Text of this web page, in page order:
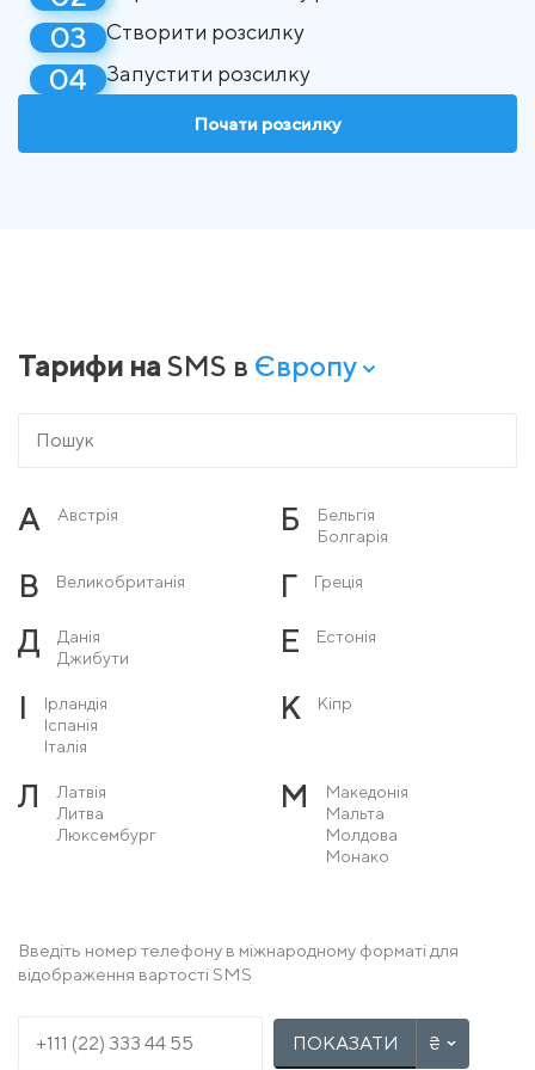
Створити розсилку
Запустити розсилку
Почати розсилку
Тарифи на SMS в Європу
А Австрія Б
Бельгія
Болгарія
В Великобританія Г Греція
Д
Данія
Джибути
Е Естонія
І
Ірландія
Іспанія
Італія
К Кіпр
Л
Латвія
Литва
Люксембург
М
Македонія
Мальта
Молдова
Монако
Норвегія
П
Польща
С
Сербія
Т
Введіть номер телефону в міжнародному форматі для
відображення вартості SMS
ПОКАЗАТИ